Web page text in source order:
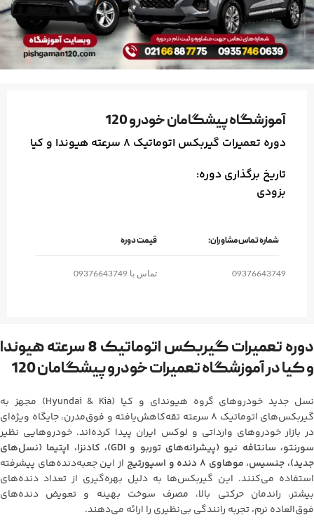
آموزشگاه پیشگامان خودرو 120
دوره تعمیرات گیربکس اتوماتیک 8 سرعته هیوندا و کیا
تاریخ برگذاری دوره:
بزودی
شماره تماس مشاوران: قیمت دوره
09376643749 تماس با 09376643749
دوره تعمیرات گیربکس اتوماتیک 8 سرعته هیوندا
و کیا در آموزشگاه تعمیرات خودرو پیشگامان 120
نسل جدید خودروهای گروه هیوندای و کیا (Hyundai & Kia) مجهز به
گیربکس‌های اتوماتیک ۸ سرعته تقه‌کاهش‌یافته و فوق‌مدرن، جایگاه ویژه‌ای
در بازار خودروهای وارداتی و لوکس ایران پیدا کرده‌اند. خودروهایی نظیر
سورنتو، سانتافه نیو (پیشرانه‌های توربو و GDI)، کادنزا، اپتیما (نسل‌های
جدید)، جنسیس، موهاوی ۸ دنده و اسپورتیج
از این جعبه‌دنده‌های پیشرفته
استفاده می‌کنند. این گیربکس‌ها به دلیل بهره‌گیری از تعداد دنده‌های
بیشتر، راندمان حرکتی بالا، مصرف سوخت بهینه و تعویض دنده‌های
فوق‌العاده نرم، تجربه رانندگی بی‌نظیری را ارائه می‌دهند.